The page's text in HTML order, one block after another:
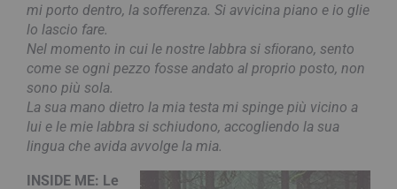
mi porto dentro, la sofferenza. Si avvicina pia​no e io glie​
lo la​scio fare.
Nel momento in cui le nostre labbra si sﬁorano, sento
come se ogni pez​zo fos​se an​da​to al pro​prio po​sto, non
sono più sola.
La sua mano dietro la mia testa mi spinge più vicino a
lui e le mie labbra si schiudono, accogliendo la sua
lingua che avida av​vol​ge la mia.
INSIDE ME: Le